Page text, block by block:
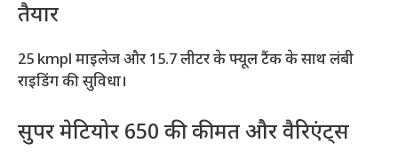
तैयार
25 kmpl माइलेज और 15.7 लीटर के फ्यूल टैंक के साथ लंबी
राइडिंग की सुविधा।
सुपर मेटियोर 650 की कीमत और वैरिएंट्स